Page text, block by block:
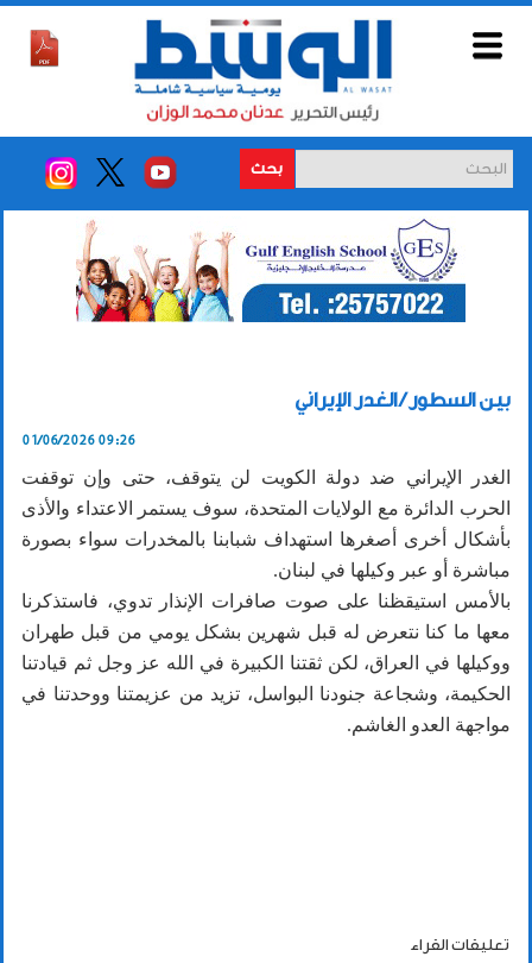
بحث
بين السطور / الغدر الإيراني
01/06/2026 09:26
الغدر الإيراني ضد دولة الكويت لن يتوقف، حتى وإن توقفت
الحرب الدائرة مع الولايات المتحدة، سوف يستمر الاعتداء والأذى
بأشكال أخرى أصغرها استهداف شبابنا بالمخدرات سواء بصورة
مباشرة أو عبر وكيلها في لبنان.
بالأمس استيقظنا على صوت صافرات الإنذار تدوي، فاستذكرنا
معها ما كنا نتعرض له قبل شهرين بشكل يومي من قبل طهران
ووكيلها في العراق، لكن ثقتنا الكبيرة في الله عز وجل ثم قيادتنا
الحكيمة، وشجاعة جنودنا البواسل، تزيد من عزيمتنا ووحدتنا في
مواجهة العدو الغاشم.
تعليقات القراء